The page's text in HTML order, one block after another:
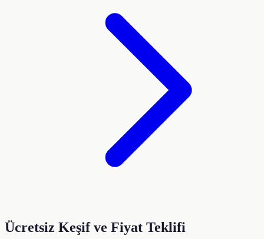
Ücretsiz Keşif ve Fiyat Teklifi